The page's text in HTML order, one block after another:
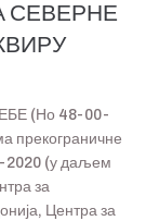
СЕВЕРНЕ
(Но 48-00-
прекограничне
2020 (у даљем
за
Центра за